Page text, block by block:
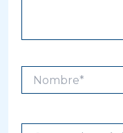
Nombre*